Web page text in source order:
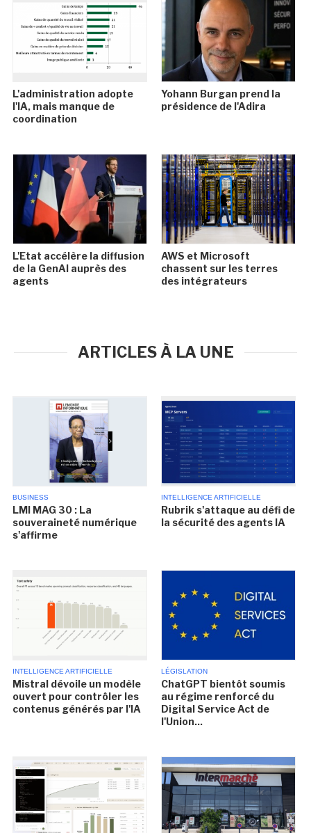
L'administration adopte
l'IA, mais manque de
coordination
Yohann Burgan prend la
présidence de l'Adira
L'Etat accélère la diffusion
de la GenAI auprès des
agents
AWS et Microsoft
chassent sur les terres
des intégrateurs
ARTICLES À LA UNE
BUSINESS
LMI MAG 30 : La
souveraineté numérique
s'affirme
INTELLIGENCE ARTIFICIELLE
Rubrik s'attaque au défi de
la sécurité des agents IA
INTELLIGENCE ARTIFICIELLE
Mistral dévoile un modèle
ouvert pour contrôler les
contenus générés par l'IA
LÉGISLATION
ChatGPT bientôt soumis
au régime renforcé du
Digital Service Act de
l'Union...